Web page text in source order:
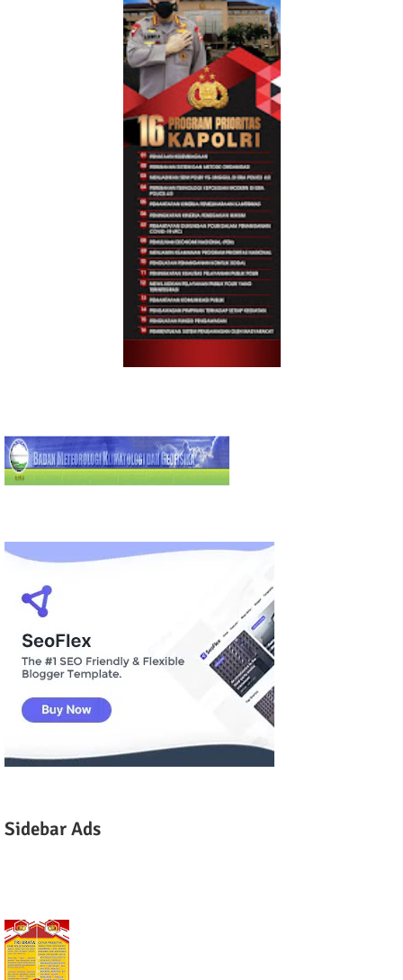
Sidebar Ads